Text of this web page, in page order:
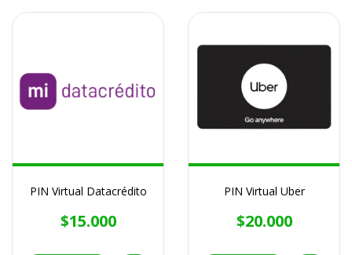
PIN Virtual Datacrédito
$15.000
PIN Virtual Uber
$20.000